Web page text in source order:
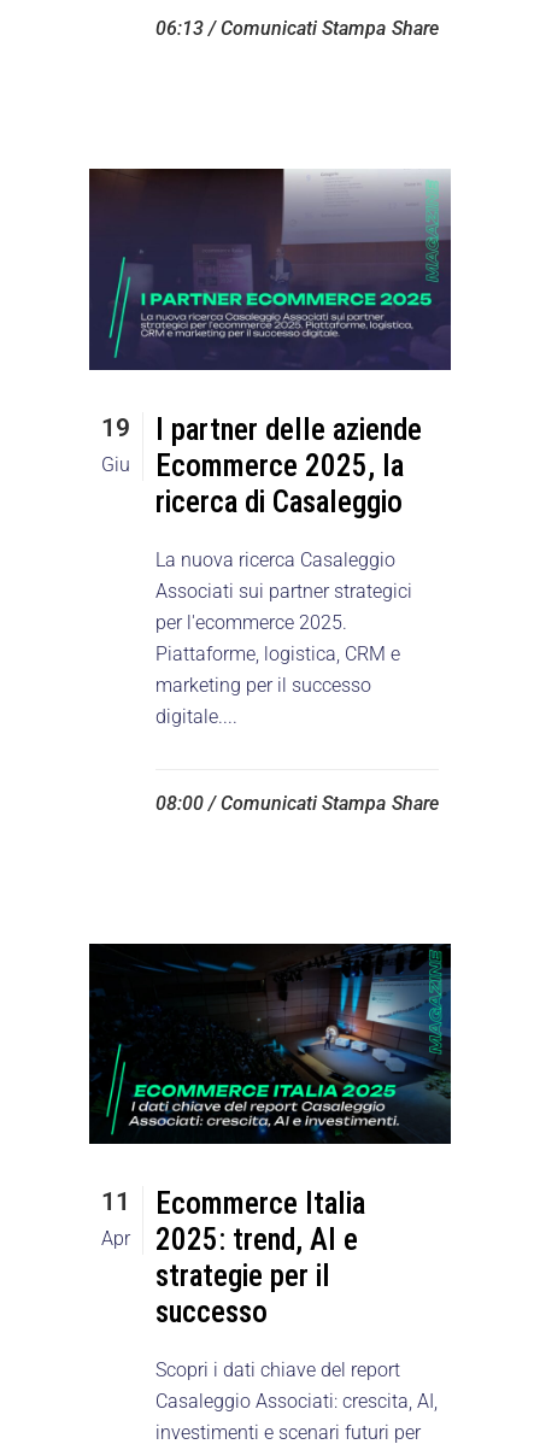
06:13 /Comunicati Stampa Share
19
Giu
I partner delle aziende
Ecommerce 2025, la
ricerca di Casaleggio
La nuova ricerca Casaleggio
Associati sui partner strategici
per l'ecommerce 2025.
Piattaforme, logistica, CRM e
marketing per il successo
digitale....
08:00 /Comunicati Stampa Share
11
Apr
Ecommerce Italia
2025: trend, AI e
strategie per il
successo
Scopri i dati chiave del report
Casaleggio Associati: crescita, AI,
investimenti e scenari futuri per